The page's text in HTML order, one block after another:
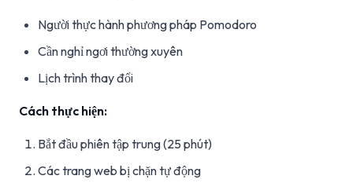
Người thực hành phương pháp Pomodoro
Cần nghỉ ngơi thường xuyên
Lịch trình thay đổi
Cách thực hiện:
Bắt đầu phiên tập trung (25 phút)
Các trang web bị chặn tự động